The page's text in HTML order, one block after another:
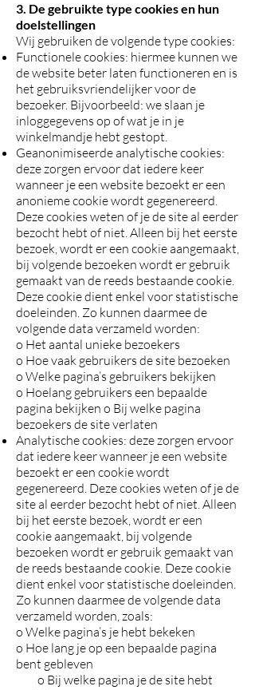
3. De gebruikte type cookies en hun
doelstellingen
Wij gebruiken de volgende type cookies:
Functionele cookies: hiermee kunnen we
de website beter laten functioneren en is
het gebruiksvriendelijker voor de
bezoeker. Bijvoorbeeld: we slaan je
inloggegevens op of wat je in je
winkelmandje hebt gestopt.
Geanonimiseerde analytische cookies:
deze zorgen ervoor dat iedere keer
wanneer je een website bezoekt er een
anonieme cookie wordt gegenereerd.
Deze cookies weten of je de site al eerder
bezocht hebt of niet. Alleen bij het eerste
bezoek, wordt er een cookie aangemaakt,
bij volgende bezoeken wordt er gebruik
gemaakt van de reeds bestaande cookie.
Deze cookie dient enkel voor statistische
doeleinden. Zo kunnen daarmee de
volgende data verzameld worden:
o Het aantal unieke bezoekers
o Hoe vaak gebruikers de site bezoeken
o Welke pagina’s gebruikers bekijken
o Hoelang gebruikers een bepaalde
pagina bekijken o Bij welke pagina
bezoekers de site verlaten
Analytische cookies: deze zorgen ervoor
dat iedere keer wanneer je een website
bezoekt er een cookie wordt
gegenereerd. Deze cookies weten of je de
site al eerder bezocht hebt of niet. Alleen
bij het eerste bezoek, wordt er een
cookie aangemaakt, bij volgende
bezoeken wordt er gebruik gemaakt van
de reeds bestaande cookie. Deze cookie
dient enkel voor statistische doeleinden.
Zo kunnen daarmee de volgende data
verzameld worden, zoals:
o Welke pagina’s je hebt bekeken
o Hoe lang je op een bepaalde pagina
bent gebleven
o Bij welke pagina je de site hebt